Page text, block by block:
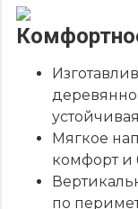
Мягкое
комфорт и
по